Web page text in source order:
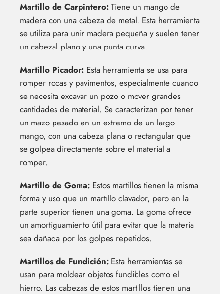
Martillo de Carpintero: Tiene un mango de
madera con una cabeza de metal. Esta herramienta
se utiliza para unir madera pequeña y suelen tener
un cabezal plano y una punta curva.
Martillo Picador: Esta herramienta se usa para
romper rocas y pavimentos, especialmente cuando
se necesita excavar un pozo o mover grandes
cantidades de material. Se caracterizan por tener
un mazo pesado en un extremo de un largo
mango, con una cabeza plana o rectangular que
se golpea directamente sobre el material a
romper.
Martillo de Goma: Estos martillos tienen la misma
forma y uso que un martillo clavador, pero en la
parte superior tienen una goma. La goma ofrece
un amortiguamiento útil para evitar que la materia
sea dañada por los golpes repetidos.
Martillos de Fundición: Esta herramientas se
usan para moldear objetos fundibles como el
hierro. Las cabezas de estos martillos tienen una